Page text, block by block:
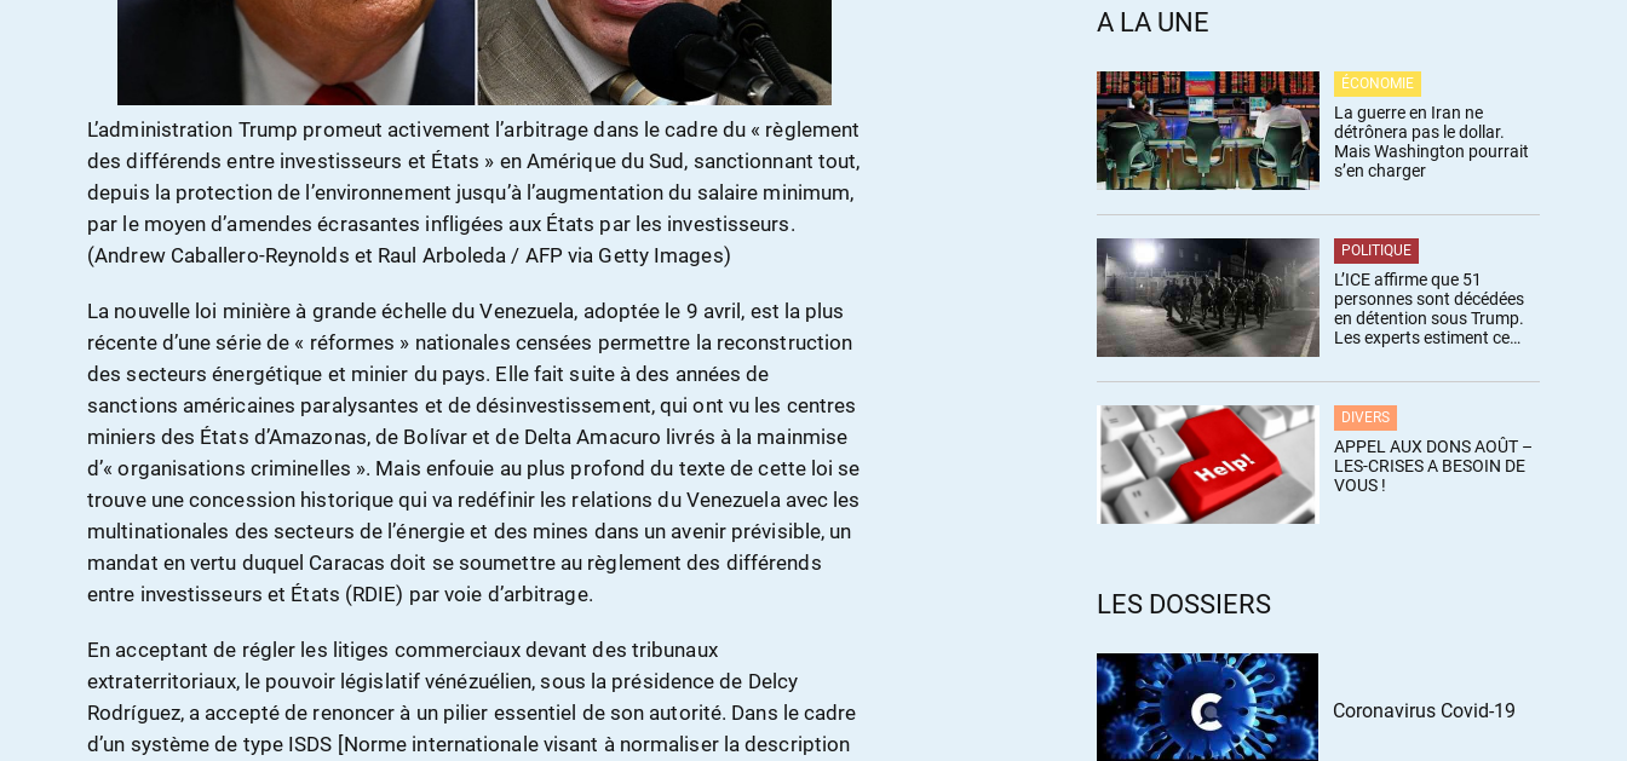
L’administration Trump promeut activement l’arbitrage dans le cadre du « règlement
des différends entre investisseurs et États » en Amérique du Sud, sanctionnant tout,
depuis la protection de l’environnement jusqu’à l’augmentation du salaire minimum,
par le moyen d’amendes écrasantes infligées aux États par les investisseurs.
(Andrew Caballero-Reynolds et Raul Arboleda / AFP via Getty Images)
La nouvelle loi minière à grande échelle du Venezuela, adoptée le 9 avril, est la plus
récente d’une série de « réformes » nationales censées permettre la reconstruction
des secteurs énergétique et minier du pays. Elle fait suite à des années de
sanctions américaines paralysantes et de désinvestissement, qui ont vu les centres
miniers des États d’Amazonas, de Bolívar et de Delta Amacuro livrés à la mainmise
d’« organisations criminelles ». Mais enfouie au plus profond du texte de cette loi se
trouve une concession historique qui va redéfinir les relations du Venezuela avec les
multinationales des secteurs de l’énergie et des mines dans un avenir prévisible, un
mandat en vertu duquel Caracas doit se soumettre au règlement des différends
entre investisseurs et États (RDIE) par voie d’arbitrage.
En acceptant de régler les litiges commerciaux devant des tribunaux
extraterritoriaux, le pouvoir législatif vénézuélien, sous la présidence de Delcy
Rodríguez, a accepté de renoncer à un pilier essentiel de son autorité. Dans le cadre
d’un système de type ISDS [Norme internationale visant à normaliser la description
A LA UNE
ÉCONOMIE
La guerre en Iran ne
détrônera pas le dollar.
Mais Washington pourrait
s’en charger
POLITIQUE
L’ICE affirme que 51
personnes sont décédées
en détention sous Trump.
Les experts estiment ce
DIVERS
APPEL AUX DONS AOÛT –
LES-CRISES A BESOIN DE
VOUS !
LES DOSSIERS
Coronavirus Covid-19